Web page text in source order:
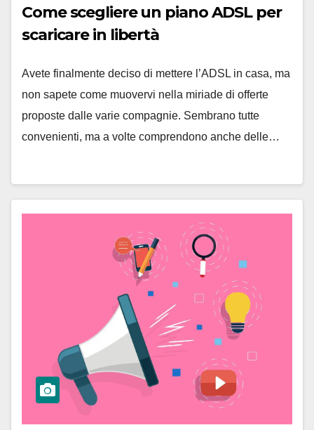
Come scegliere un piano ADSL per
scaricare in libertà
Avete finalmente deciso di mettere l’ADSL in casa, ma
non sapete come muovervi nella miriade di offerte
proposte dalle varie compagnie. Sembrano tutte
convenienti, ma a volte comprendono anche delle…